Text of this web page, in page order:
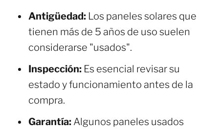
Antigüedad: Los paneles solares que
tienen más de 5 años de uso suelen
considerarse "usados".
Inspección: Es esencial revisar su
estado y funcionamiento antes de la
compra.
Garantía: Algunos paneles usados